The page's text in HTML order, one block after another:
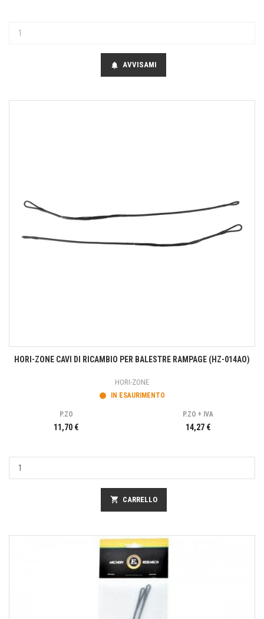
notifications AVVISAMI
HORI-ZONE CAVI DI RICAMBIO PER BALESTRE RAMPAGE (HZ-014AO)
HORI-ZONE
IN ESAURIMENTO
P.ZO
11,70 €
P.ZO + IVA
14,27 €
shopping_cart CARRELLO